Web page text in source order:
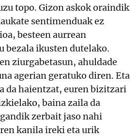
topo. Gizon askok oraindik
sentimenduak ez
besteen aurrean
bezala ikusten dutelako.
ziurgabetasun, ahuldade
agerian geratuko diren. Eta
da haientzat, euren bizitzari
baina zaila da
zerbait jaso nahi
kanila ireki eta urik